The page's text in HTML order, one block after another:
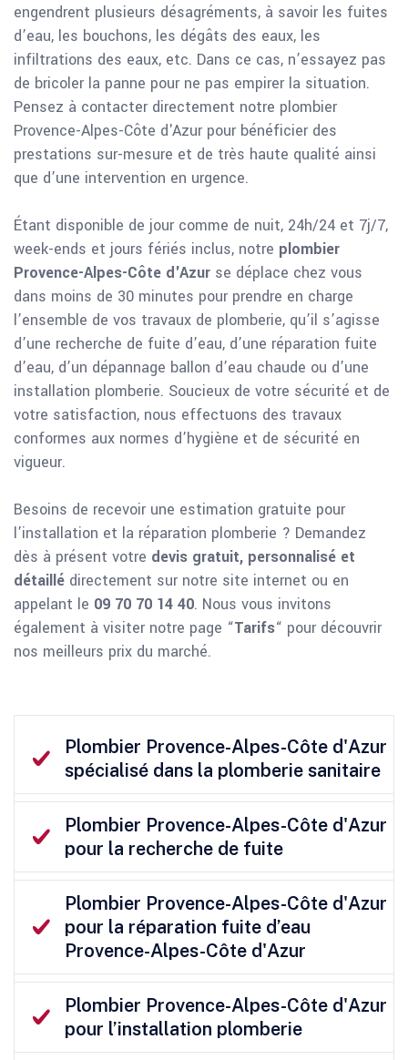
engendrent plusieurs désagréments, à savoir les fuites
d’eau, les bouchons, les dégâts des eaux, les
infiltrations des eaux, etc. Dans ce cas, n’essayez pas
de bricoler la panne pour ne pas empirer la situation.
Pensez à contacter directement notre plombier
Provence-Alpes-Côte d'Azur pour bénéficier des
prestations sur-mesure et de très haute qualité ainsi
que d’une intervention en urgence.
Étant disponible de jour comme de nuit, 24h/24 et 7j/7,
week-ends et jours fériés inclus, notre plombier
Provence-Alpes-Côte d'Azur se déplace chez vous
dans moins de 30 minutes pour prendre en charge
l’ensemble de vos travaux de plomberie, qu’il s’agisse
d’une recherche de fuite d’eau, d’une réparation fuite
d’eau, d’un dépannage ballon d’eau chaude ou d’une
installation plomberie. Soucieux de votre sécurité et de
votre satisfaction, nous effectuons des travaux
conformes aux normes d’hygiène et de sécurité en
vigueur.
Besoins de recevoir une estimation gratuite pour
l’installation et la réparation plomberie ? Demandez
dès à présent votre devis gratuit, personnalisé et
détaillé directement sur notre site internet ou en
appelant le 09 70 70 14 40. Nous vous invitons
également à visiter notre page “Tarifs“ pour découvrir
nos meilleurs prix du marché.
Plombier Provence-Alpes-Côte d'Azur
spécialisé dans la plomberie sanitaire
Plombier Provence-Alpes-Côte d'Azur
pour la recherche de fuite
Plombier Provence-Alpes-Côte d'Azur
pour la réparation fuite d’eau
Provence-Alpes-Côte d'Azur
Plombier Provence-Alpes-Côte d'Azur
pour l’installation plomberie